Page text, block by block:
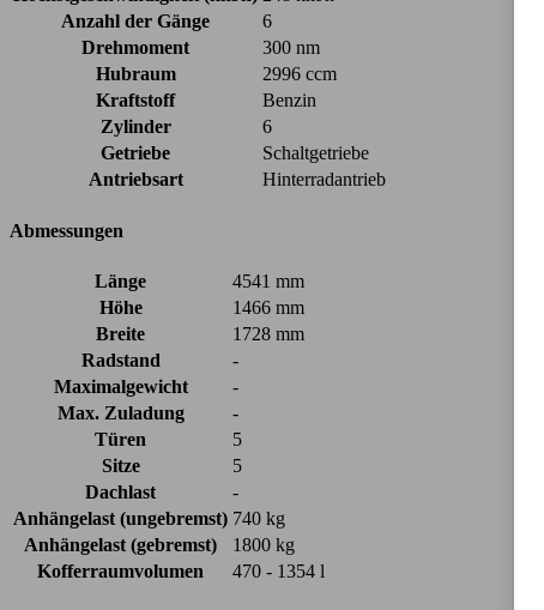
Anzahl der Gänge
6
Drehmoment
300 nm
Hubraum
2996 ccm
Kraftstoff
Benzin
Zylinder
6
Getriebe
Schaltgetriebe
Antriebsart
Hinterradantrieb
Abmessungen
Länge
4541 mm
Höhe
1466 mm
Breite
1728 mm
Radstand
-
Maximalgewicht
-
Max. Zuladung
-
Türen
5
Sitze
5
Dachlast
-
Anhängelast (ungebremst) 740 kg
Anhängelast (gebremst)
1800 kg
Kofferraumvolumen
470 - 1354 l